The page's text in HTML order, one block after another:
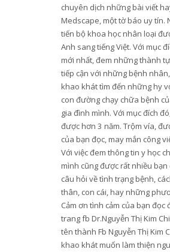
chuyên dịch những bài viết
Medscape, một tờ báo uy tín.
tiến bộ khoa học nhân loại
Anh sang tiếng Việt. Với mục
mới nhất, đem những thành
tiếp cận với những bệnh
khao khát tìm đến những hy
con đường chạy chữa bệnh
gia đình mình. Với mục đích
được hơn 3 năm. Trộm vía,
của bạn đọc, may mắn công
Với việc đem thông tin y học
mình cũng được rất nhiều
câu hỏi về tình trạng bệnh,
thân, con cái, hay những
Cảm ơn tình cảm của bạn
trang fb Dr.Nguyễn Thị Kim
tên thành Fb Nguyễn Thị Kim
khao khát muốn làm thiện